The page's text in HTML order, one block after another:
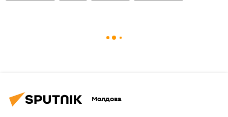
Молдова